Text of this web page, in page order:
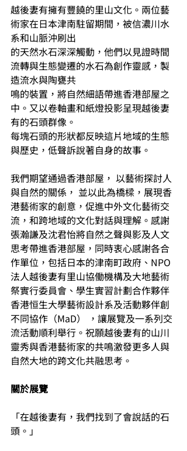
越後妻有擁有豐饒的里山文化。兩位藝
術家在日本津南駐留期間，被信濃川水
系和山脈沖刷出
的天然水石深深觸動，他們以見證時間
流轉與生態變遷的水石為創作靈感，製
造流水與陶甕共
鳴的裝置，將自然細語帶進香港部屋之
中。又以卷軸畫和紙燈投影呈現越後妻
有的石頭群像。
每塊石頭的形狀都反映這片地域的生態
與歷史，低聲訴說著自身的故事。
我們期望通過香港部屋， 以藝術探討人
與自然的關係， 並以此為橋樑，展現香
港藝術家的創意，促進中外文化藝術交
流，和跨地域的文化對話與理解。感謝
張瀚謙及沈君怡將自然之聲與影及人文
思考帶進香港部屋，同時衷心感謝各合
作單位，包括日本的津南町政府、NPO
法人越後妻有里山協働機構及大地藝術
祭實行委員會、學生實習計劃合作夥伴
香港恒生大學藝術設計系及活動夥伴創
不同協作（MaD） ，讓展覽及一系列交
流活動順利舉行。祝願越後妻有的山川
靈秀與香港藝術家的共鳴激發更多人與
自然大地的跨文化共融思考。
關於展覽
「在越後妻有，我們找到了會說話的石
頭。」